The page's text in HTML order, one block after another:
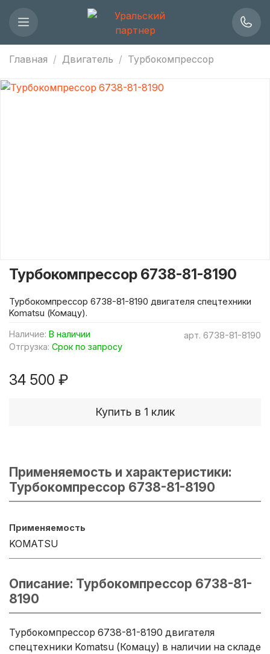
Главная Двигатель Турбокомпрессор
арт. 6738-81-8190
Наличие: В наличии
Отгрузка: Срок по запросу
Турбокомпрессор 6738-81-8190
34 500 ₽
Купить в 1 клик
Турбокомпрессор 6738-81-8190 двигателя спецтехники
Komatsu (Комацу).
Применяемость и характеристики:
Турбокомпрессор 6738-81-8190
Применяемость
KOMATSU
Описание: Турбокомпрессор 6738-81-
8190
Турбокомпрессор 6738-81-8190 двигателя
спецтехники Komatsu (Комацу) в наличии на складе